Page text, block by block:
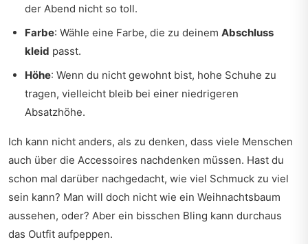
der Abend nicht so toll.
Farbe: Wähle eine Farbe, die zu deinem Abschluss
kleid passt.
Höhe: Wenn du nicht gewohnt bist, hohe Schuhe zu
tragen, vielleicht bleib bei einer niedrigeren
Absatzhöhe.
Ich kann nicht anders, als zu denken, dass viele Menschen
auch über die Accessoires nachdenken müssen. Hast du
schon mal darüber nachgedacht, wie viel Schmuck zu viel
sein kann? Man will doch nicht wie ein Weihnachtsbaum
aussehen, oder? Aber ein bisschen Bling kann durchaus
das Outfit aufpeppen.